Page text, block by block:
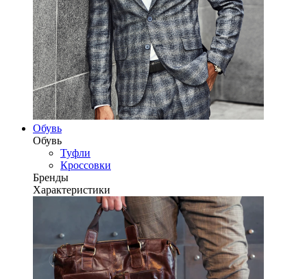
Обувь
Обувь
Туфли
Кроссовки
Бренды
Характеристики